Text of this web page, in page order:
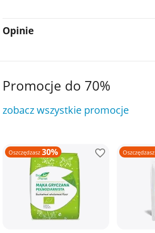
Opinie
Promocje do 70%
zobacz wszystkie promocje
Oszczędzasz 30% Oszczędzasz